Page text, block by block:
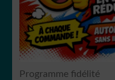
Programme fidélité